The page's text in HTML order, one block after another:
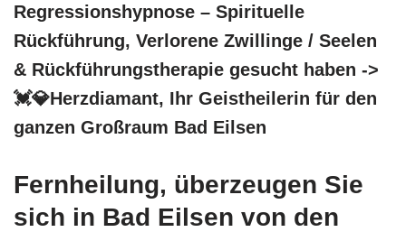
Regressionshypnose – Spirituelle
Rückführung, Verlorene Zwillinge / Seelen
& Rückführungstherapie gesucht haben ->
💓️💎Herzdiamant, Ihr Geistheilerin für den
ganzen Großraum Bad Eilsen
Fernheilung, überzeugen Sie
sich in Bad Eilsen von den